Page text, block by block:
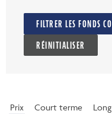
FILTRER LES
RÉINITIALISER
Prix Court terme